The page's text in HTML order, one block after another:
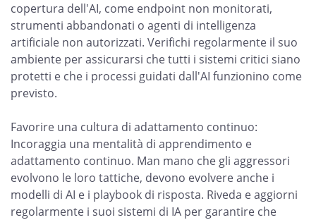
copertura dell'AI, come endpoint non monitorati,
strumenti abbandonati o agenti di intelligenza
artificiale non autorizzati. Verifichi regolarmente il suo
ambiente per assicurarsi che tutti i sistemi critici siano
protetti e che i processi guidati dall'AI funzionino come
previsto.
Favorire una cultura di adattamento continuo:
Incoraggia una mentalità di apprendimento e
adattamento continuo. Man mano che gli aggressori
evolvono le loro tattiche, devono evolvere anche i
modelli di AI e i playbook di risposta. Riveda e aggiorni
regolarmente i suoi sistemi di IA per garantire che